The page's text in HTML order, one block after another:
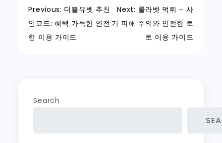
Post
navigation
Previous: 더블유벳 추천
인코드: 혜택 가득한 안전
한 이용 가이드
Next: 룰라벳 먹튀 – 사
기 피해 주의와 안전한 토
토 이용 가이드
Search